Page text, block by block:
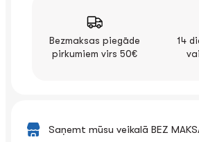
Bezmaksas piegāde
pirkumiem virs 50€
14
Saņemt mūsu veikalā BEZ